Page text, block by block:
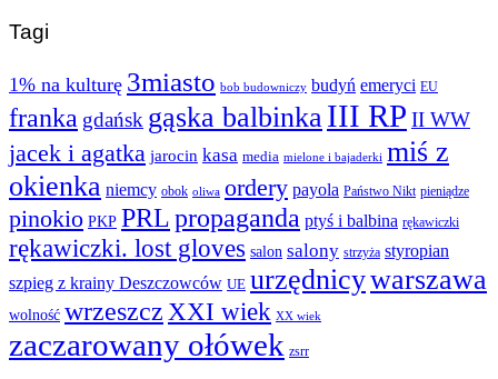
Tagi
1% na kulturę 3miasto bob budowniczy budyń emeryci EU
franka gdańsk gąska balbinka III RP II WW
jacek i agatka jarocin kasa media mielone i bajaderki miś z
okienka niemcy obok oliwa ordery payola Państwo Nikt pieniądze
pinokio PKP PRLpropaganda ptyś i balbina rękawiczki
rękawiczki. lost gloves salon salony strzyża styropian
szpieg z krainy Deszczowców UE urzędnicywarszawa
wolność wrzeszcz XXI wiek XX wiek
zaczarowany ołówek zsrr